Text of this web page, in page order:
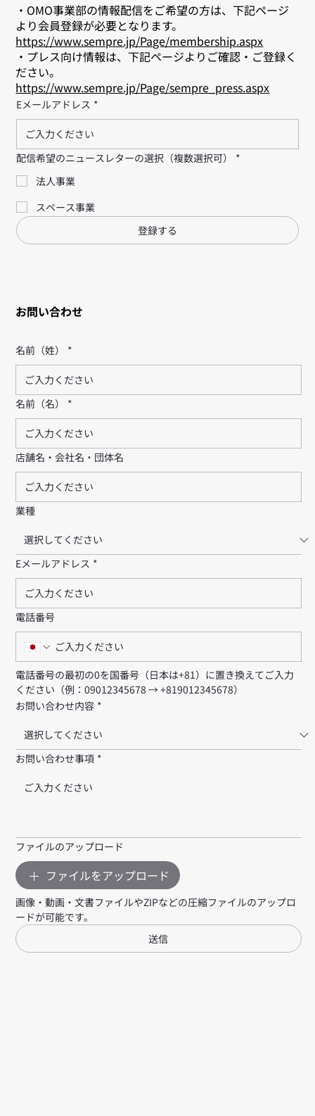
・OMO事業部の情報配信をご希望の方は、下記ページ
より会員登録が必要となります。
https://www.sempre.jp/Page/membership.aspx
・プレス向け情報は、下記ページよりご確認・ご登録く
ださい。
https://www.sempre.jp/Page/sempre_press.aspx
Eメールアドレス *
配信希望のニュースレターの選択（複数選択可）
*
法人事業
スペース事業
登録する
お問い合わせ
名前（姓） *
名前（名） *
店舗名・会社名・団体名
業種
Eメールアドレス *
電話番号
電話番号の最初の0を国番号（日本は+81）に置き換えてご入力
ください（例：09012345678 → +819012345678）
お問い合わせ内容 *
お問い合わせ事項 *
ファイルのアップロード
ファイルをアップロード
画像・動画・文書ファイルやZIPなどの圧縮ファイルのアップロ
ードが可能です。
送信